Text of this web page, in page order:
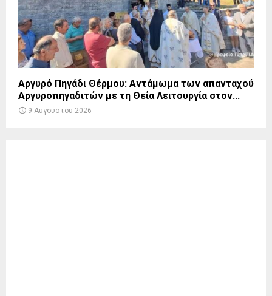
Αργυρό Πηγάδι Θέρμου: Αντάμωμα των απανταχού
Αργυροπηγαδιτών με τη Θεία Λειτουργία στον...
9 Αυγούστου 2026